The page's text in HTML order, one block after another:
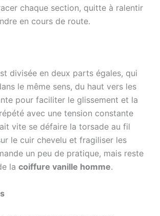
chaque section, quitte à ralentir
en cours de route.
divisée en deux parts égales, qui
le même sens, du haut vers les
pour faciliter le glissement et la
avec une tension constante
vite se défaire la torsade au fil
le cuir chevelu et fragiliser les
un peu de pratique, mais reste
la coiffure vanille homme.